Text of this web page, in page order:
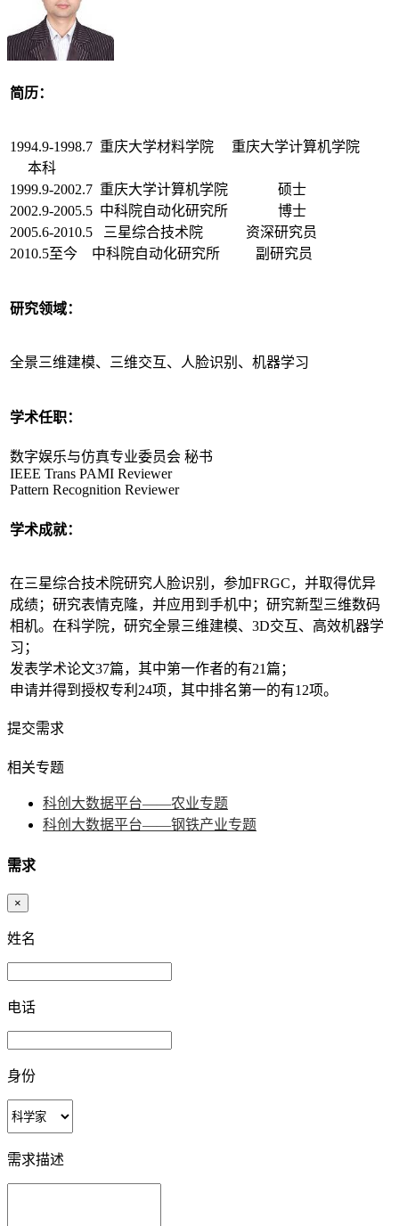
简历：
1994.9-1998.7 重庆大学材料学院 重庆大学计算机学院
本科
1999.9-2002.7 重庆大学计算机学院 硕士
2002.9-2005.5 中科院自动化研究所 博士
2005.6-2010.5 三星综合技术院 资深研究员
2010.5至今 中科院自动化研究所 副研究员
研究领域：
全景三维建模、三维交互、人脸识别、机器学习
学术任职：
数字娱乐与仿真专业委员会 秘书
IEEE Trans PAMI Reviewer
Pattern Recognition Reviewer
学术成就：
在三星综合技术院研究人脸识别，参加FRGC，并取得优异
成绩；研究表情克隆，并应用到手机中；研究新型三维数码
相机。在科学院，研究全景三维建模、3D交互、高效机器学
习；
发表学术论文37篇，其中第一作者的有21篇；
申请并得到授权专利24项，其中排名第一的有12项。
提交需求
相关专题
科创大数据平台——农业专题
科创大数据平台——钢铁产业专题
需求
×
姓名
电话
身份
需求描述